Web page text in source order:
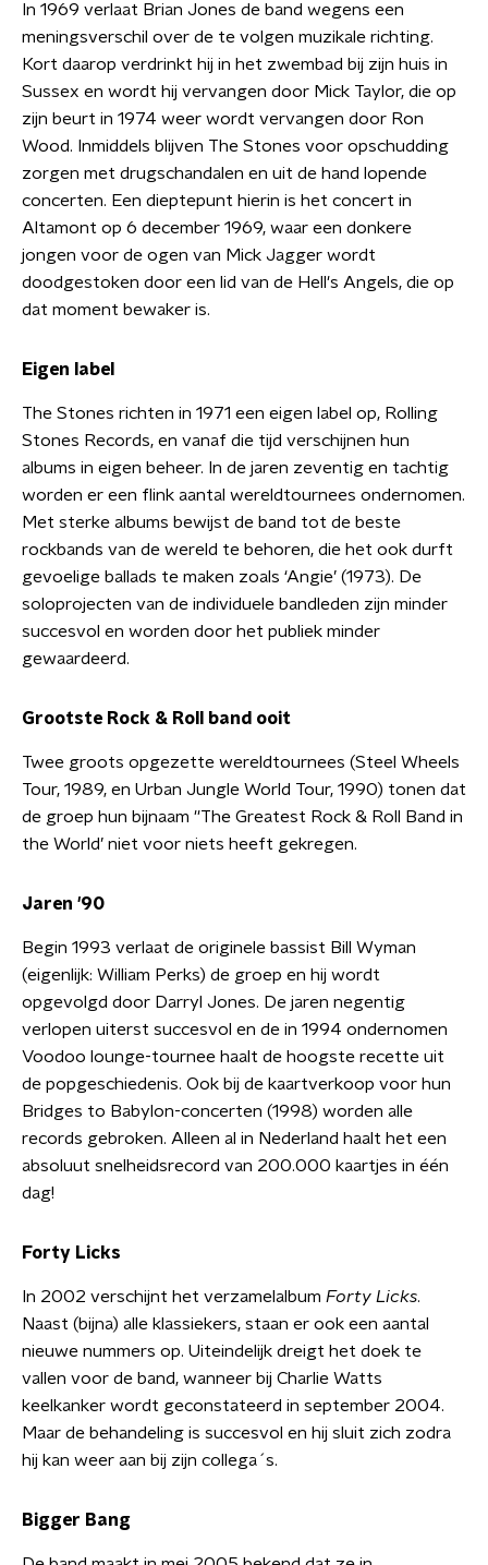
In 1969 verlaat Brian Jones de band wegens een
meningsverschil over de te volgen muzikale richting.
Kort daarop verdrinkt hij in het zwembad bij zijn huis in
Sussex en wordt hij vervangen door Mick Taylor, die op
zijn beurt in 1974 weer wordt vervangen door Ron
Wood. Inmiddels blijven The Stones voor opschudding
zorgen met drugschandalen en uit de hand lopende
concerten. Een dieptepunt hierin is het concert in
Altamont op 6 december 1969, waar een donkere
jongen voor de ogen van Mick Jagger wordt
doodgestoken door een lid van de Hell's Angels, die op
dat moment bewaker is.
Eigen label
The Stones richten in 1971 een eigen label op, Rolling
Stones Records, en vanaf die tijd verschijnen hun
albums in eigen beheer. In de jaren zeventig en tachtig
worden er een flink aantal wereldtournees ondernomen.
Met sterke albums bewijst de band tot de beste
rockbands van de wereld te behoren, die het ook durft
gevoelige ballads te maken zoals ‘Angie’ (1973). De
soloprojecten van de individuele bandleden zijn minder
succesvol en worden door het publiek minder
gewaardeerd.
Grootste Rock & Roll band ooit
Twee groots opgezette wereldtournees (Steel Wheels
Tour, 1989, en Urban Jungle World Tour, 1990) tonen dat
de groep hun bijnaam ''The Greatest Rock & Roll Band in
the World’ niet voor niets heeft gekregen.
Jaren '90
Begin 1993 verlaat de originele bassist Bill Wyman
(eigenlijk: William Perks) de groep en hij wordt
opgevolgd door Darryl Jones. De jaren negentig
verlopen uiterst succesvol en de in 1994 ondernomen
Voodoo lounge-tournee haalt de hoogste recette uit
de popgeschiedenis. Ook bij de kaartverkoop voor hun
Bridges to Babylon-concerten (1998) worden alle
records gebroken. Alleen al in Nederland haalt het een
absoluut snelheidsrecord van 200.000 kaartjes in één
dag!
Forty Licks
In 2002 verschijnt het verzamelalbum Forty Licks.
Naast (bijna) alle klassiekers, staan er ook een aantal
nieuwe nummers op. Uiteindelijk dreigt het doek te
vallen voor de band, wanneer bij Charlie Watts
keelkanker wordt geconstateerd in september 2004.
Maar de behandeling is succesvol en hij sluit zich zodra
hij kan weer aan bij zijn collega´s.
Bigger Bang